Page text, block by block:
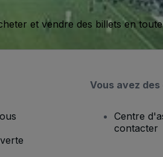
et vendre des billets en
Vous avez
Centre
contacter